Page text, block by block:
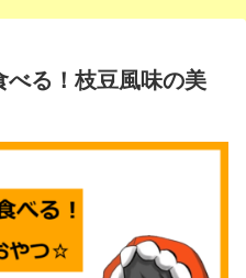
べる！枝豆風味の美